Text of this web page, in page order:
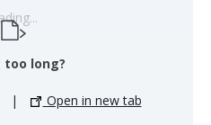
too long?
| Open in new tab